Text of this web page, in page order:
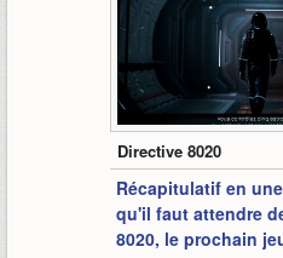
Directive 8020
Récapitulatif en
qu'il faut attendre
8020, le prochain